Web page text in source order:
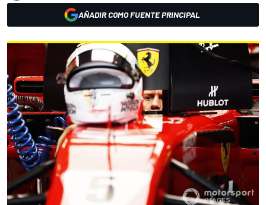
AÑADIR COMO FUENTE PRINCIPAL